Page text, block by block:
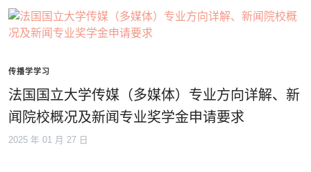
传播学学习
法国国立大学传媒（多媒体）专业方向详解、新
闻院校概况及新闻专业奖学金申请要求
2025 年 01 月 27 日